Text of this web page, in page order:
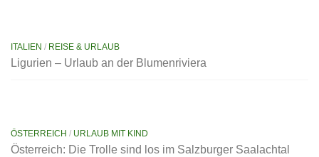
ITALIEN / REISE & URLAUB
Ligurien – Urlaub an der Blumenriviera
ÖSTERREICH / URLAUB MIT KIND
Österreich: Die Trolle sind los im Salzburger Saalachtal